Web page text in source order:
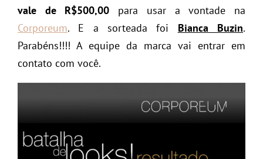
vale de R$500,00 para usar a vontade na
Corporeum. E a sorteada foi Bianca Buzin.
Parabéns!!!! A equipe da marca vai entrar em
contato com você.